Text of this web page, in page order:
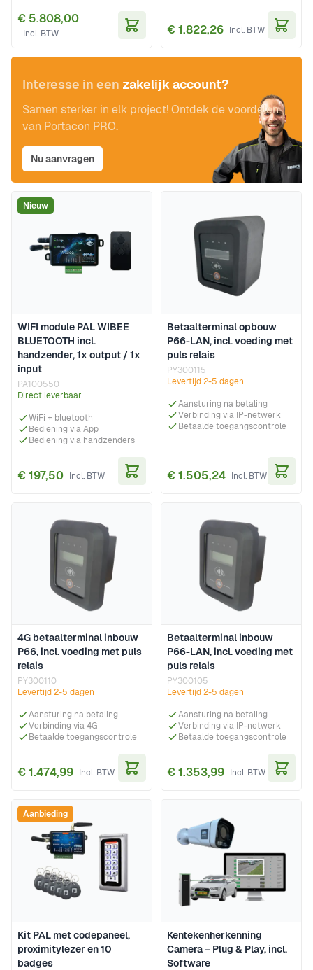
€ 5.808,00
€ 1.822,26
WIFI module PAL WIBEE
BLUETOOTH incl.
handzender, 1x output / 1x
input
PA100550
Direct leverbaar
WiFi + bluetooth
Bediening via App
Bediening via handzenders
€ 197,50
Nieuw
Betaalterminal opbouw
P66-LAN, incl. voeding met
puls relais
PY300115
Levertijd 2-5 dagen
Aansturing na betaling
Verbinding via IP-netwerk
Betaalde toegangscontrole
€ 1.505,24
4G betaalterminal inbouw
P66, incl. voeding met puls
relais
PY300110
Levertijd 2-5 dagen
Aansturing na betaling
Verbinding via 4G
Betaalde toegangscontrole
€ 1.474,99
Betaalterminal inbouw
P66-LAN, incl. voeding met
puls relais
PY300105
Levertijd 2-5 dagen
Aansturing na betaling
Verbinding via IP-netwerk
Betaalde toegangscontrole
€ 1.353,99
Kit PAL met codepaneel,
proximitylezer en 10
badges
Aanbieding
Kentekenherkenning
Camera – Plug & Play, incl.
Software
Interesse in een zakelijk account?
Samen sterker in elk project! Ontdek de voordelen
van Portacon PRO.
Nu aanvragen